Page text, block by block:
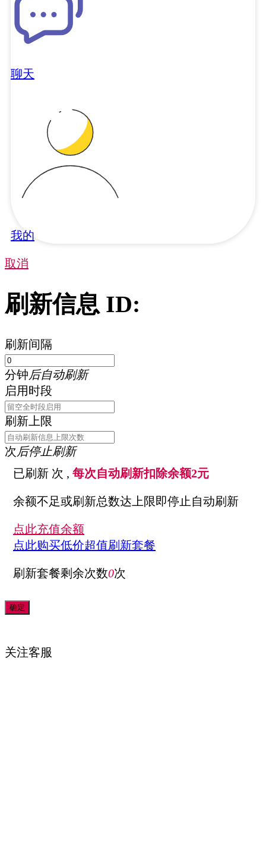
聊天
我的
取消
刷新信息 ID:
刷新间隔
分钟后自动刷新
启用时段
刷新上限
次 后停止刷新
已刷新 次 , 每次自动刷新扣除余额2元
余额不足或刷新总数达上限即停止自动刷新
点此充值余额
点此购买低价超值刷新套餐
刷新套餐剩余次数0次
关注客服